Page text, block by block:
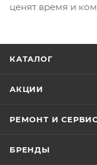
ценят время и
КАТАЛОГ
АКЦИИ
РЕМОНТ И СЕРВИС
БРЕНДЫ